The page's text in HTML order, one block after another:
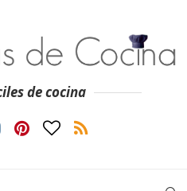
de cocina